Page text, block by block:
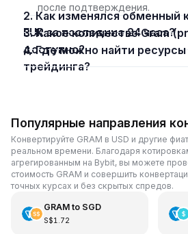
после подтверждения.
2. Как изменялся обменный курс GRAM на
EUR за последние 24 часа?
3. Какое количество Gram (prev. Toncoin)
доступно?
4. Где можно найти ресурсы для изучения
трейдинга?
Популярные направления
Конвертируйте GRAM в USD и другие
реальном времени. Благодаря
агрегированным на Bybit, вы можете
стоимость GRAM и совершить
точных курсах и без скрытых спредов.
GRAMto SGD
S$1.72